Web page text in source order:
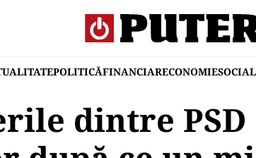
POLITICĂFINANCIARECONOMIESOCIAL
dintre